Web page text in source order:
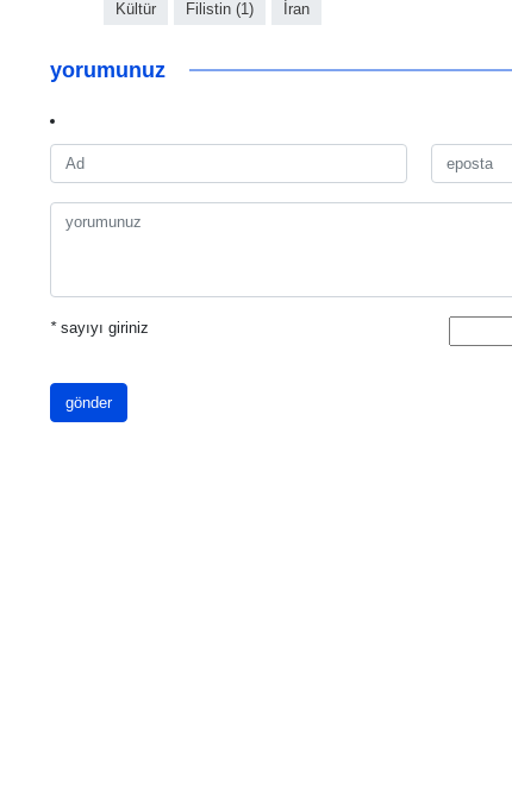
Kültür Filistin (1) İran
yorumunuz
*sayıyı giriniz
gönder